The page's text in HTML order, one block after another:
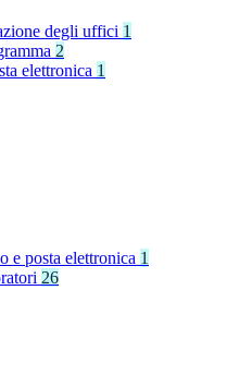
degli uffici 1
2
elettronica 1
e posta elettronica 1
26